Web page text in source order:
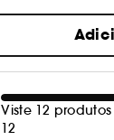
Viste 12
12